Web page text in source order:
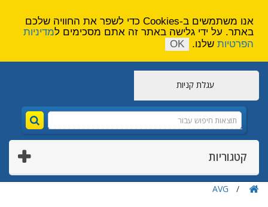
עגלת קניות
קטגוריות
AVG
אנו משתמשים ב-Cookies כדי לשפר את החוויה שלכם
באתר. על ידי גלישה באתר זה אתם מסכימים למדיניות
הפרטיות שלנו. OK